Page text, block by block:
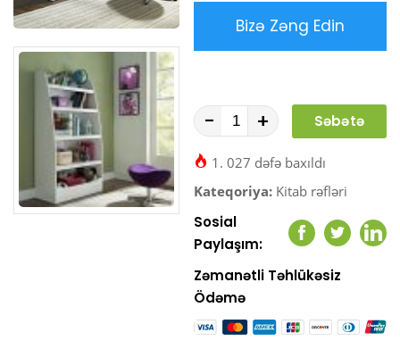
Bizə Zəng Edin
- +
Səbətə
1. 027 dəfə baxıldı
Kateqoriya: Kitab rəfləri
Sosial
Paylaşım:
Facebook
Twitter
Zəmanətli Təhlükəsiz
Ödəmə